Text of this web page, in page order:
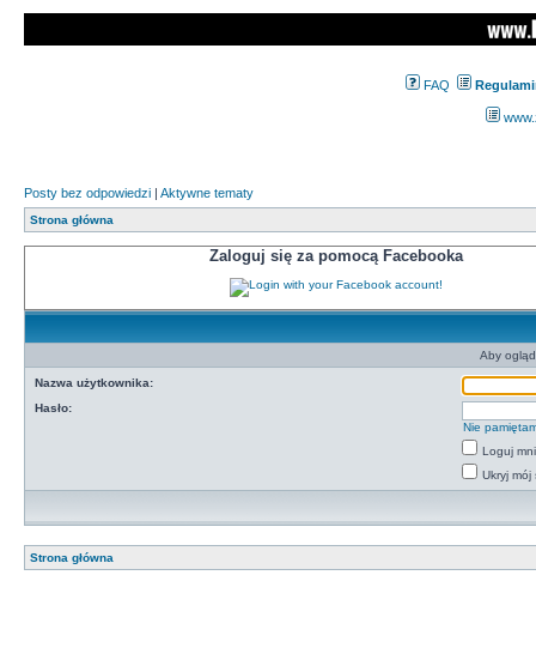
FAQ
Posty bez odpowiedzi | Aktywne tematy
Strona główna
Zaloguj się za pomocą Facebooka
Aby
Nazwa użytkownika:
Hasło:
Nie
Loguj
Ukryj mój
Strona główna